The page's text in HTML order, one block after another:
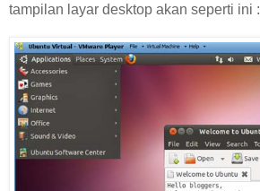
tampilan layar desktop akan seperti ini :